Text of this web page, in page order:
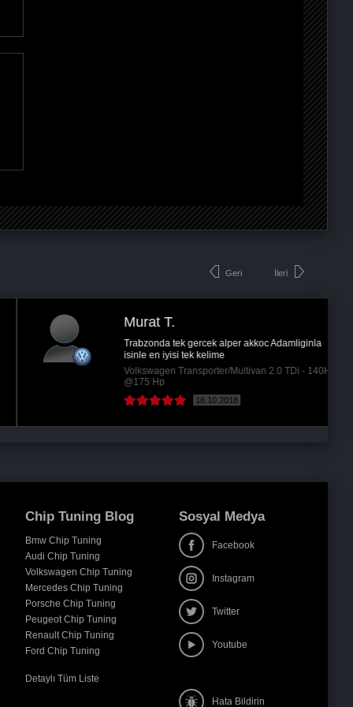
Geri
Murat T.
Trabzonda tek gercek alper akkoc Adamliginla
isinle en iyisi tek kelime
Volkswagen Transporter/Multivan 2.0 TDi - 140Hp
@175 Hp
16.10.2018
İleri
Chip Tuning Blog
Bmw Chip Tuning
Audi Chip Tuning
Volkswagen Chip Tuning
Mercedes Chip Tuning
Porsche Chip Tuning
Peugeot Chip Tuning
Renault Chip Tuning
Ford Chip Tuning
Detaylı Tüm Liste
Sosyal Medya
Facebook
Instagram
Twitter
Youtube
Hata Bildirin